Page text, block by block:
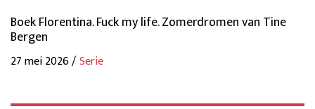
Boek Florentina. Fuck my life. Zomerdromen van Tine
Bergen
27 mei 2026 /Serie